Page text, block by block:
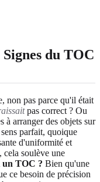
du TOC
non pas parce qu'il était
pas correct ? Ou
à arranger des objets sur
parfait, quoique
d'uniformité et
cela soulève une
un TOC ? Bien qu'une
ce besoin de précision